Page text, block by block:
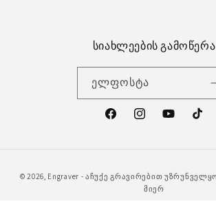
სიახლეების გამოწერა
ელფოსტა
ფეისბუქიინსტაგრამი
მეთოდები
© 2026, Engraver - აჩუქე გრავირებით
მიერ